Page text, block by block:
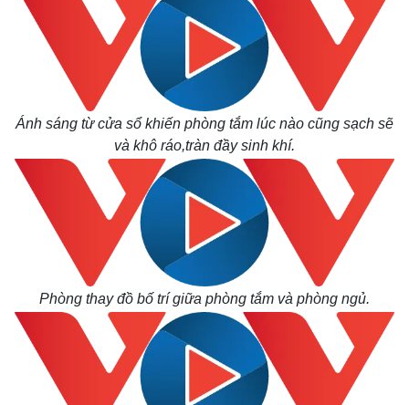
Pháp luật
Tin nóng
Tư vấn luật
Quân sự - Quốc phòng
Vũ khí
Việt Nam
Phân tích
Ánh sáng từ cửa sổ khiến phòng tắm lúc nào cũng sạch sẽ
và khô ráo,tràn đầy sinh khí.
Phòng thay đồ bố trí giữa phòng tắm và phòng ngủ.